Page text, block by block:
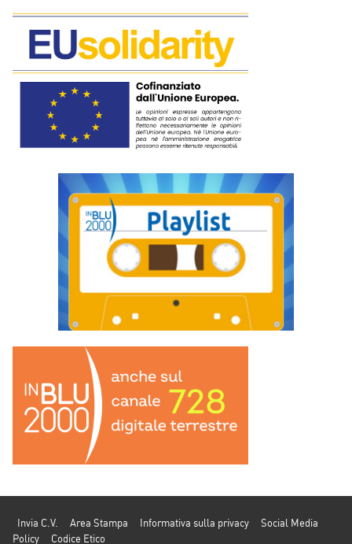
Invia C.V. Area Stampa Informativa sulla privacy
Social Media
Policy
Codice Etico